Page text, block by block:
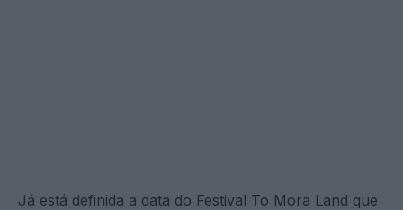
Já está definida a data do Festival To Mora Land que